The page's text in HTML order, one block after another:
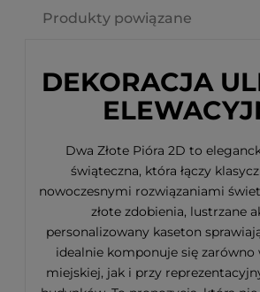
Produkty powiązane
DEKORACJA
Dwa Złote Pióra 2D to
świąteczna, która łączy
nowoczesnymi rozwiązaniami
złote zdobienia, lustrzane
personalizowany kaseton
idealnie komponuje się zarówno
miejskiej, jak i przy